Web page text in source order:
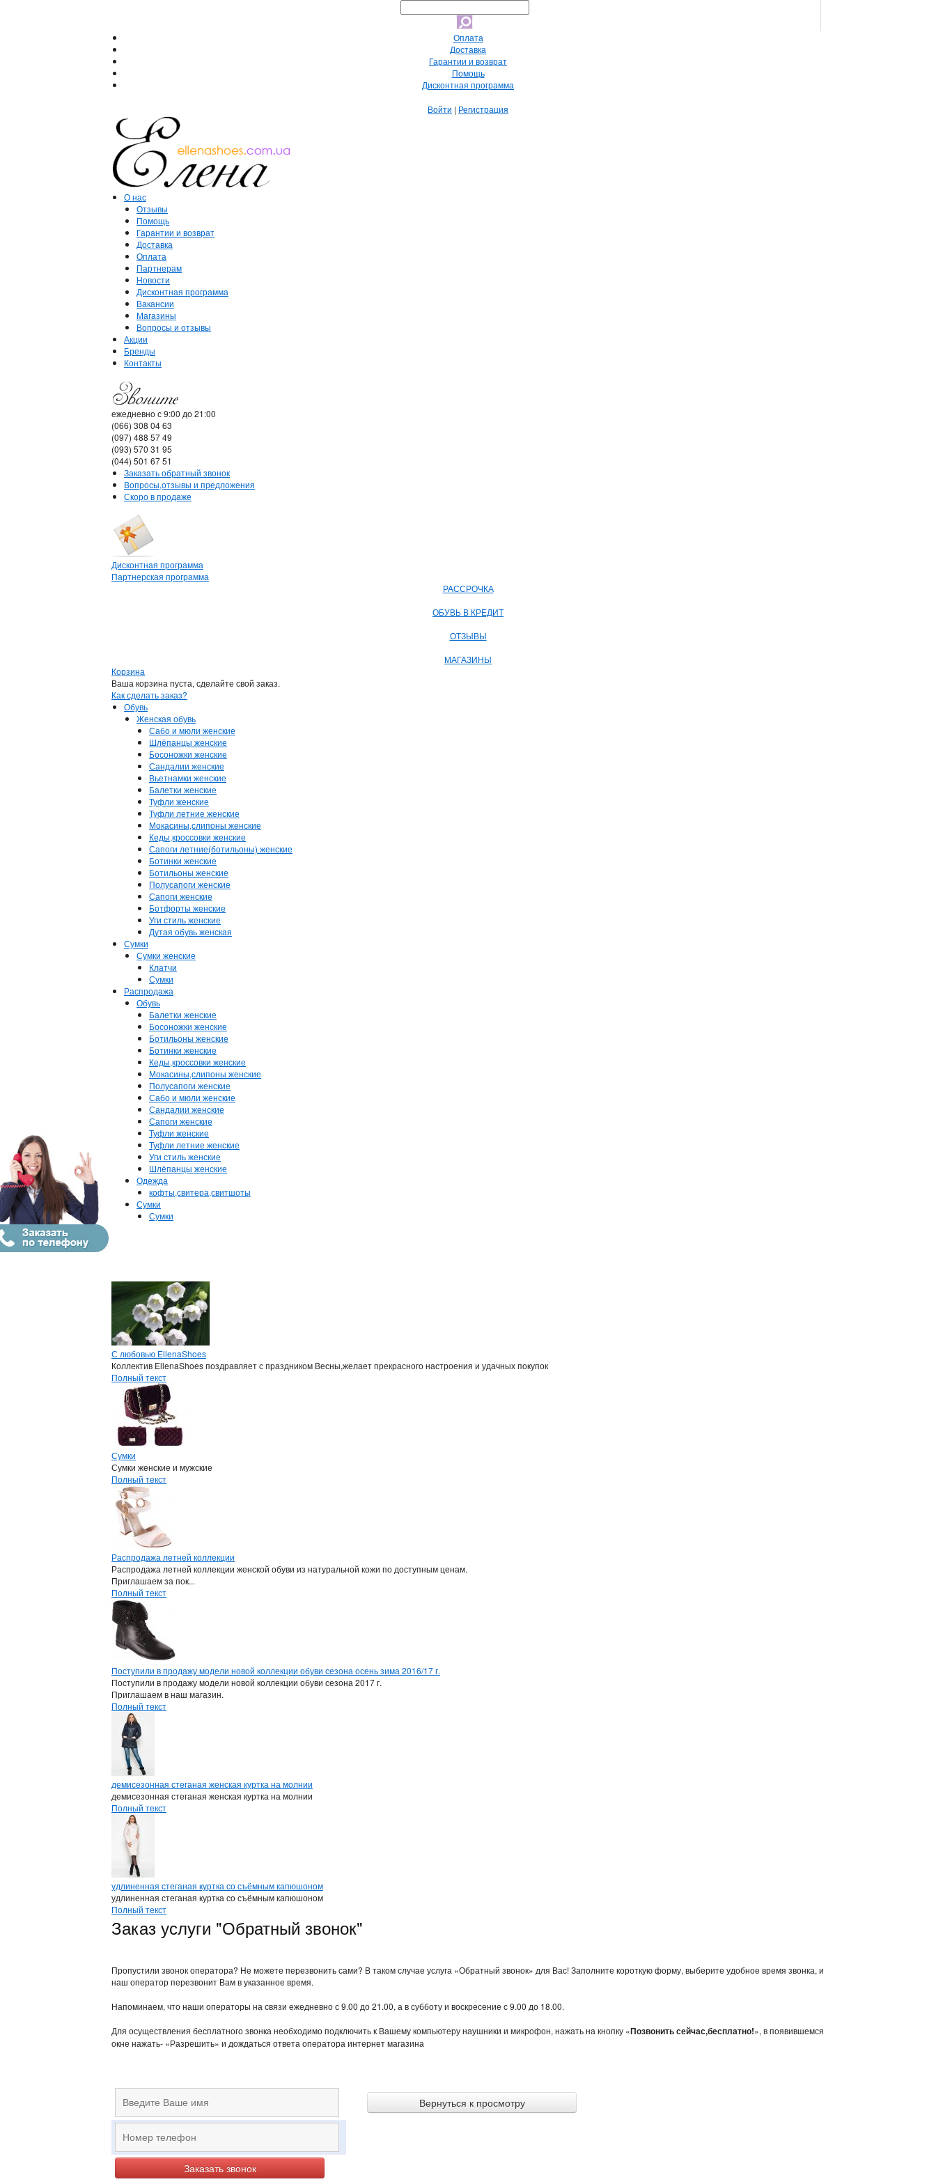
Оплата
Доставка
Гарантии и возврат
Помощь
Дисконтная программа
Войти | Регистрация
О нас
Отзывы
Помощь
Гарантии и возврат
Доставка
Оплата
Партнерам
Новости
Дисконтная программа
Вакансии
Магазины
Вопросы и отзывы
Акции
Бренды
Контакты
ежедневно с 9:00 до 21:00
(066) 308 04 63
(097) 488 57 49
(093) 570 31 95
(044) 501 67 51
Заказать обратный звонок
Вопросы,отзывы и предложения
Скоро в продаже
Дисконтная программа
Партнерская программа
РАССРОЧКА
ОБУВЬ В КРЕДИТ
ОТЗЫВЫ
МАГАЗИНЫ
Корзина
Ваша корзина пуста, сделайте свой заказ.
Как сделать заказ?
Обувь
Женская обувь
Сабо и мюли женские
Шлёпанцы женские
Босоножки женские
Сандалии женские
Вьетнамки женские
Балетки женские
Туфли женские
Туфли летние женские
Мокасины,слипоны женские
Кеды,кроссовки женские
Сапоги летние(ботильоны) женские
Ботинки женские
Ботильоны женские
Полусапоги женские
Сапоги женские
Ботфорты женские
Уги стиль женские
Дутая обувь женская
Сумки
Сумки женские
Клатчи
Сумки
Распродажа
Обувь
Балетки женские
Босоножки женские
Ботильоны женские
Ботинки женские
Кеды,кроссовки женские
Мокасины,слипоны женские
Полусапоги женские
Сабо и мюли женские
Сандалии женские
Сапоги женские
Туфли женские
Туфли летние женские
Уги стиль женские
Шлёпанцы женские
Одежда
кофты,свитера,свитшоты
Сумки
Сумки
С любовью EllenaShoes
Коллектив EllenaShoes поздравляет с праздником Весны,желает прекрасного настроения и удачных покупок
Полный текст
Сумки
Сумки женские и мужские
Полный текст
Распродажа летней коллекции
Распродажа летней коллекции женской обуви из натуральной кожи по доступным ценам.
Приглашаем за пок...
Полный текст
Поступили в продажу модели новой коллекции обуви сезона осень зима 2016/17 г.
Поступили в продажу модели новой коллекции обуви сезона 2017 г.
Приглашаем в наш магазин.
Полный текст
демисезонная стеганая женская куртка на молнии
демисезонная стеганая женская куртка на молнии
Полный текст
удлиненная стеганая куртка со съёмным капюшоном
удлиненная стеганая куртка со съёмным капюшоном
Полный текст
Заказ услуги "Обратный звонок"
Пропустили звонок оператора? Не можете перезвонить сами? В таком случае услуга «Обратный звонок» для Вас! Заполните короткую форму, выберите удобное время звонка, и
наш оператор перезвонит Вам в указанное время.
Напоминаем, что наши операторы на связи ежедневно с 9.00 до 21.00, а в субботу и воскресение с 9.00 до 18.00.
Для осуществления бесплатного звонка необходимо подключить к Вашему компьютеру наушники и микрофон, нажать на кнопку «Позвонить сейчас,бесплатно!», в появившемся
окне нажать- «Разрешить» и дождаться ответа оператора интернет магазина
Вернуться к просмотру
Заказать звонок